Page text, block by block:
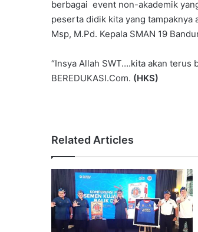
berbagai event non-akademik
peserta didik kita yang tampaknya
Msp, M.Pd. Kepala SMAN 19
“Insya Allah SWT….kita akan terus
BEREDUKASI.Com. (HKS)
Related Articles